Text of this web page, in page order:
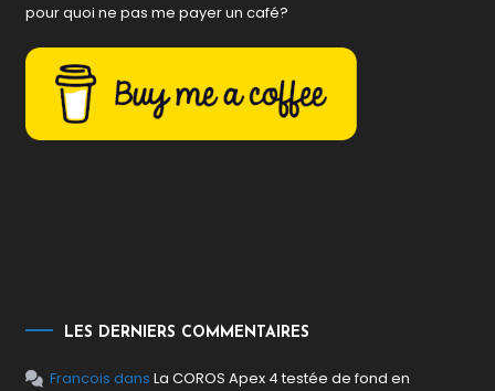
pour quoi ne pas me payer un café?
LES DERNIERS COMMENTAIRES
Francois dansLa COROS Apex 4 testée de fond en